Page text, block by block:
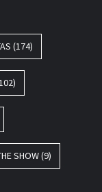
(174)
SHOW(9)